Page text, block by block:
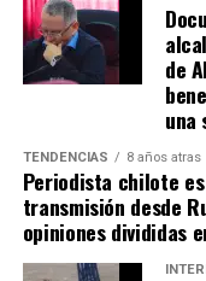
se administra el
realizarlo «a
Cabe destacar que,
por ende, la meta
redes sociales,
¿Como ayudar?
Instagram,
de
una
TENDENCIAS 8 años atras
Periodista chilote
transmisión desde
opiniones divididas